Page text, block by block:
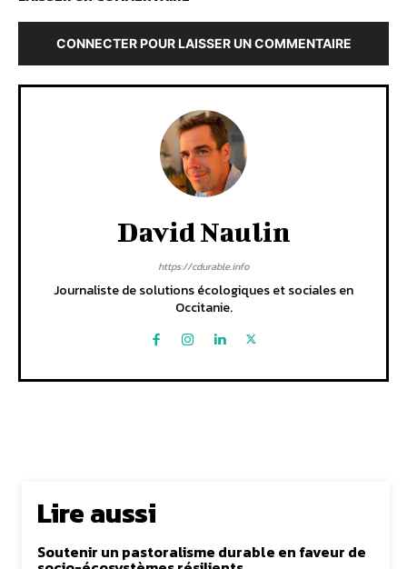
CONNECTER POUR LAISSER UN COMMENTAIRE
David Naulin
https://cdurable.info
Journaliste de solutions écologiques et sociales en
Occitanie.
Lire aussi
Soutenir un pastoralisme durable en faveur de